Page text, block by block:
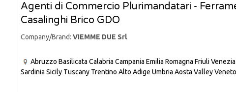
Agenti di Commercio Plurimandatari -
Casalinghi Brico GDO
Company/Brand: VIEMME DUE Srl
Abruzzo Basilicata Calabria Campania Emilia Romagna Friuli
Sardinia Sicily Tuscany Trentino Alto Adige Umbria Aosta ValleyVeneto